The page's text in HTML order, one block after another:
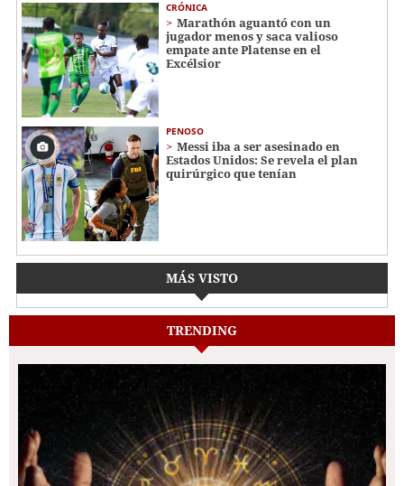
CRÓNICA
Marathón aguantó con un
jugador menos y saca valioso
empate ante Platense en el
Excélsior
PENOSO
Messi iba a ser asesinado en
Estados Unidos: Se revela el plan
quirúrgico que tenían
MÁS VISTO
TRENDING